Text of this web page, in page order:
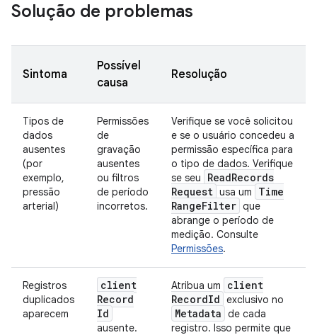
Solução de problemas
Sintoma
Possível
causa
Resolução
Tipos de
dados
ausentes
(por
exemplo,
pressão
arterial)
Permissões
de
gravação
ausentes
ou filtros
de período
incorretos.
Verifique se você solicitou
e se o usuário concedeu a
permissão específica para
o tipo de dados. Verifique
se seu
ReadRecords
Request usa um
Time
RangeFilter que
abrange o período de
medição. Consulte
Permissões.
Registros
duplicados
aparecem
client
Record
Id
ausente.
Atribua um
client
RecordId exclusivo no
Metadata de cada
registro. Isso permite que